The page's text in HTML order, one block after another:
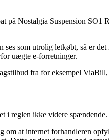
på Nostalgia Suspension SO1
som utrolig letkøbt, så er
uægte e-forretninger.
fra for eksempel
i reglen ikke videre spændende.
om at internet forhandleren